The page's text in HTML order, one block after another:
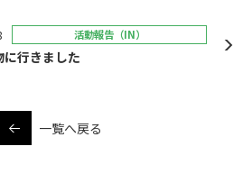
活動報告（IN）
行きました
一覧へ戻る